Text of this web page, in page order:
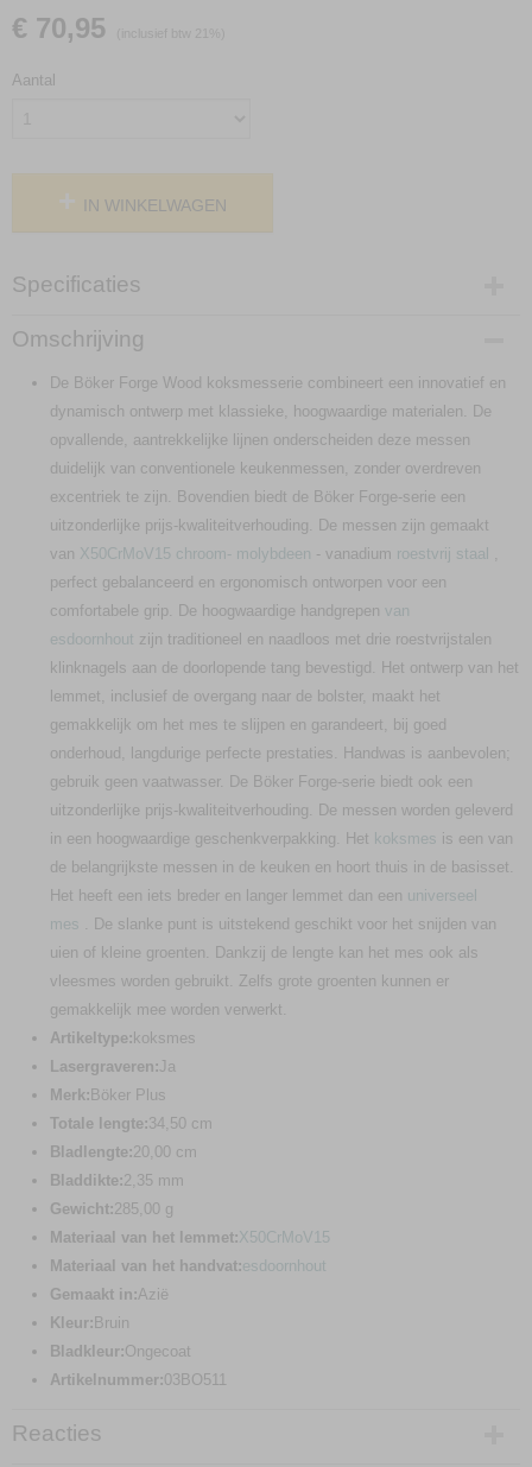
€ 70,95
Aantal
IN WINKELWAGEN
Specificaties
Productcode
03BO511
Omschrijving
De Böker Forge Wood koksmesserie combineert een innovatief en
dynamisch ontwerp met klassieke, hoogwaardige materialen. De
opvallende, aantrekkelijke lijnen onderscheiden deze messen
duidelijk van conventionele keukenmessen, zonder overdreven
excentriek te zijn. Bovendien biedt de Böker Forge-serie een
uitzonderlijke prijs-kwaliteitverhouding. De messen zijn gemaakt
van X50CrMoV15 chroom- molybdeen - vanadium roestvrij staal ,
perfect gebalanceerd en ergonomisch ontworpen voor een
comfortabele grip. De hoogwaardige handgrepen van
esdoornhout zijn traditioneel en naadloos met drie roestvrijstalen
klinknagels aan de doorlopende tang bevestigd. Het ontwerp van het
lemmet, inclusief de overgang naar de bolster, maakt het
gemakkelijk om het mes te slijpen en garandeert, bij goed
onderhoud, langdurige perfecte prestaties. Handwas is aanbevolen;
gebruik geen vaatwasser. De Böker Forge-serie biedt ook een
uitzonderlijke prijs-kwaliteitverhouding. De messen worden geleverd
in een hoogwaardige geschenkverpakking. Het koksmes is een van
de belangrijkste messen in de keuken en hoort thuis in de basisset.
Het heeft een iets breder en langer lemmet dan een universeel
mes . De slanke punt is uitstekend geschikt voor het snijden van
uien of kleine groenten. Dankzij de lengte kan het mes ook als
vleesmes worden gebruikt. Zelfs grote groenten kunnen er
gemakkelijk mee worden verwerkt.
Artikeltype: koksmes
Lasergraveren: Ja
Merk: Böker Plus
Totale lengte:34,50 cm
Bladlengte:20,00 cm
Bladdikte:2,35 mm
Gewicht:285,00 g
Materiaal van het lemmet:X50CrMoV15
Materiaal van het handvat:esdoornhout
Gemaakt in:Azië
Kleur: Bruin
Bladkleur:Ongecoat
Artikelnummer:03BO511
Reacties